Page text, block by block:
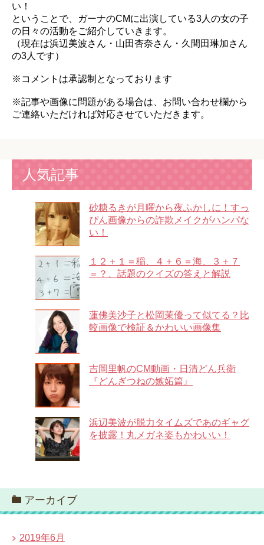
い！
ということで、ガーナのCMに出演している3人の女の子
の日々の活動をご紹介していきます。
（現在は浜辺美波さん・山田杏奈さん・久間田琳加さん
の3人です）
※コメントは承認制となっております
※記事や画像に問題がある場合は、お問い合わせ欄から
ご連絡いただければ対応させていただきます。
人気記事
砂糖るきが月曜から夜ふかしに！すっ
ぴん画像からの詐欺メイクがハンパな
い！
１２＋１＝稲、４＋６＝海、３＋７
＝？、話題のクイズの答えと解説
蓮佛美沙子と松岡茉優って似てる？比
較画像で検証＆かわいい画像集
吉岡里帆のCM動画・日清どん兵衛
『どんぎつねの嫉妬篇』
浜辺美波が脱力タイムズであのギャグ
を披露！丸メガネ姿もかわいい！
アーカイブ
2019年6月